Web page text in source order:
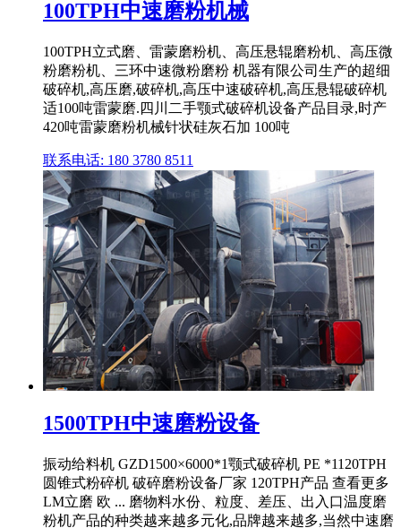
100TPH中速磨粉机械
100TPH立式磨、雷蒙磨粉机、高压悬辊磨粉机、高压微
粉磨粉机、三环中速微粉磨粉 机器有限公司生产的超细
破碎机,高压磨,破碎机,高压中速破碎机,高压悬辊破碎机
适100吨雷蒙磨.四川二手颚式破碎机设备产品目录,时产
420吨雷蒙磨粉机械针状硅灰石加 100吨
联系电话: 180 3780 8511
1500TPH中速磨粉设备
振动给料机 GZD1500×6000*1颚式破碎机 PE *1120TPH
圆锥式粉碎机 破碎磨粉设备厂家 120TPH产品 查看更多
LM立磨 欧 ... 磨物料水份、粒度、差压、出入口温度磨
粉机产品的种类越来越多元化,品牌越来越多,当然中速磨